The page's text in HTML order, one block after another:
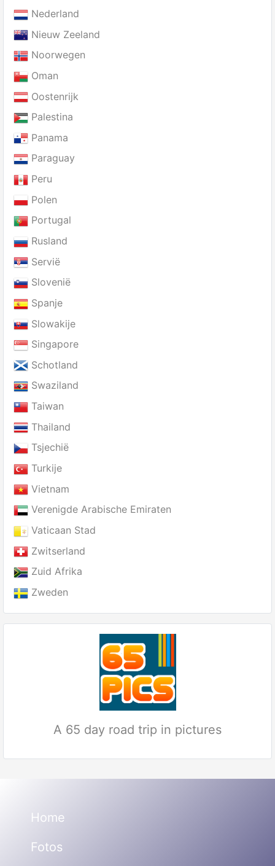
Nederland
Nieuw Zeeland
Noorwegen
Oman
Oostenrijk
Palestina
Panama
Paraguay
Peru
Polen
Portugal
Rusland
Servië
Slovenië
Spanje
Slowakije
Singapore
Schotland
Swaziland
Taiwan
Thailand
Tsjechië
Turkije
Vietnam
Verenigde Arabische Emiraten
Vaticaan Stad
Zwitserland
Zuid Afrika
Zweden
A 65 day road trip in pictures
Home
Fotos